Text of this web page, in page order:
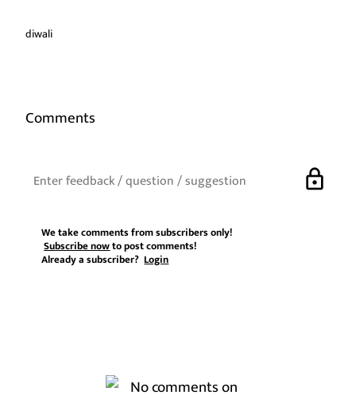
diwali
Comments
lock
We take comments from subscribers only!
Subscribe nowto post comments!
Already a subscriber?Login